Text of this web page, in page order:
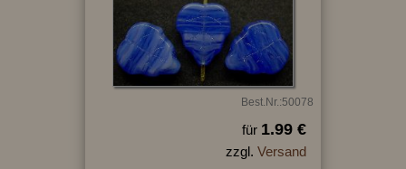
Best.Nr.:50078
für 1.99 €
zzgl. Versand